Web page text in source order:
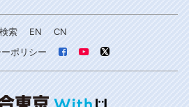
検索 EN
CN
ポリシー